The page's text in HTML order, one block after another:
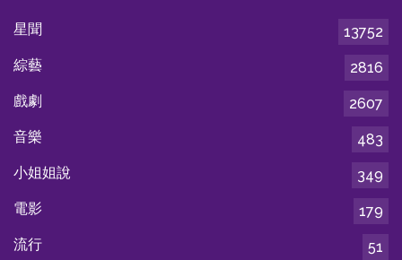
星聞
13752
綜藝
2816
戲劇
2607
音樂
483
小姐姐說
349
電影
179
流行
51